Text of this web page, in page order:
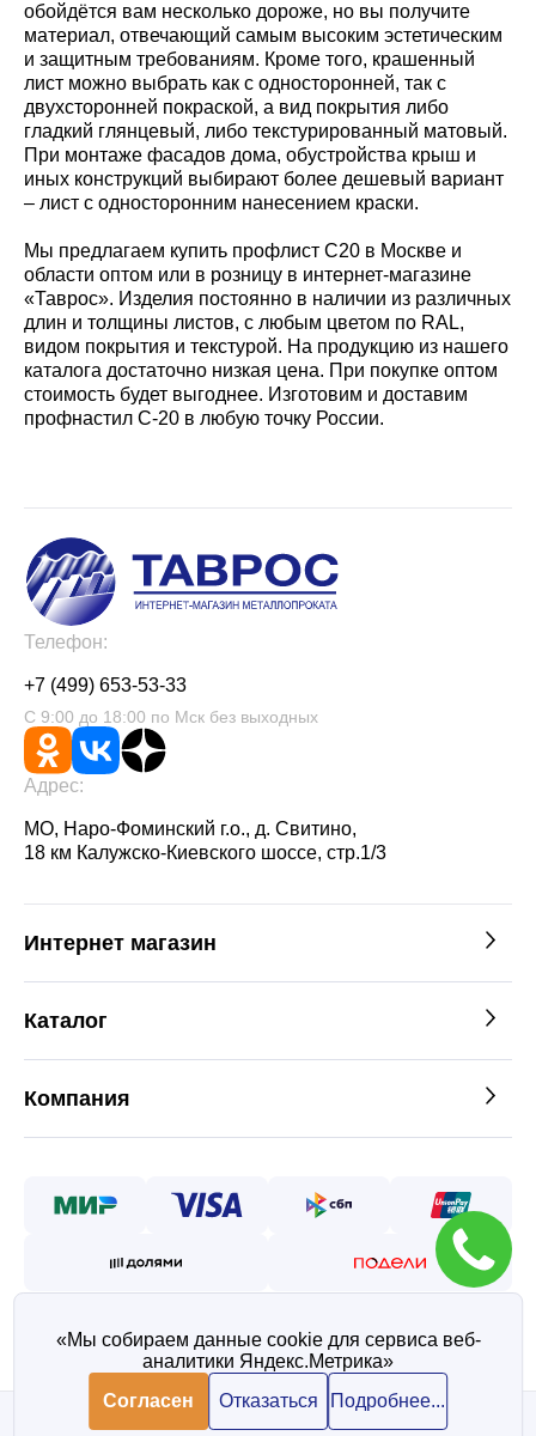
1 912 ₽/ шт В корзину
1 912 ₽/ шт В корзину
обойдётся вам несколько дороже, но вы получите
материал, отвечающий самым высоким эстетическим
и защитным требованиям. Кроме того, крашенный
лист можно выбрать как с односторонней, так с
двухсторонней покраской, а вид покрытия либо
гладкий глянцевый, либо текстурированный матовый.
При монтаже фасадов дома, обустройства крыш и
иных конструкций выбирают более дешевый вариант
– лист с односторонним нанесением краски.
Мы предлагаем купить профлист С20 в Москве и
области оптом или в розницу в интернет-магазине
«Таврос». Изделия постоянно в наличии из различных
длин и толщины листов, с любым цветом по RAL,
видом покрытия и текстурой. На продукцию из нашего
каталога достаточно низкая цена. При покупке оптом
стоимость будет выгоднее. Изготовим и доставим
профнастил С-20 в любую точку России.
Телефон:
+7 (499) 653-53-33
С 9:00 до 18:00 по Мск без выходных
Адрес:
МО, Наро-Фоминский г.о., д. Свитино,
18 км Калужско-Киевского шоссе, стр.1/3
Интернет магазин
Каталог
Компания
©2026 — Таврос интернет
магазин металлопроката
Политика конфиденциальности
Согласие на обработку персональных данных
«Мы собираем данные cookie для сервиса веб-
аналитики Яндекс.Метрика»
Согласен
Отказаться Подробнее...